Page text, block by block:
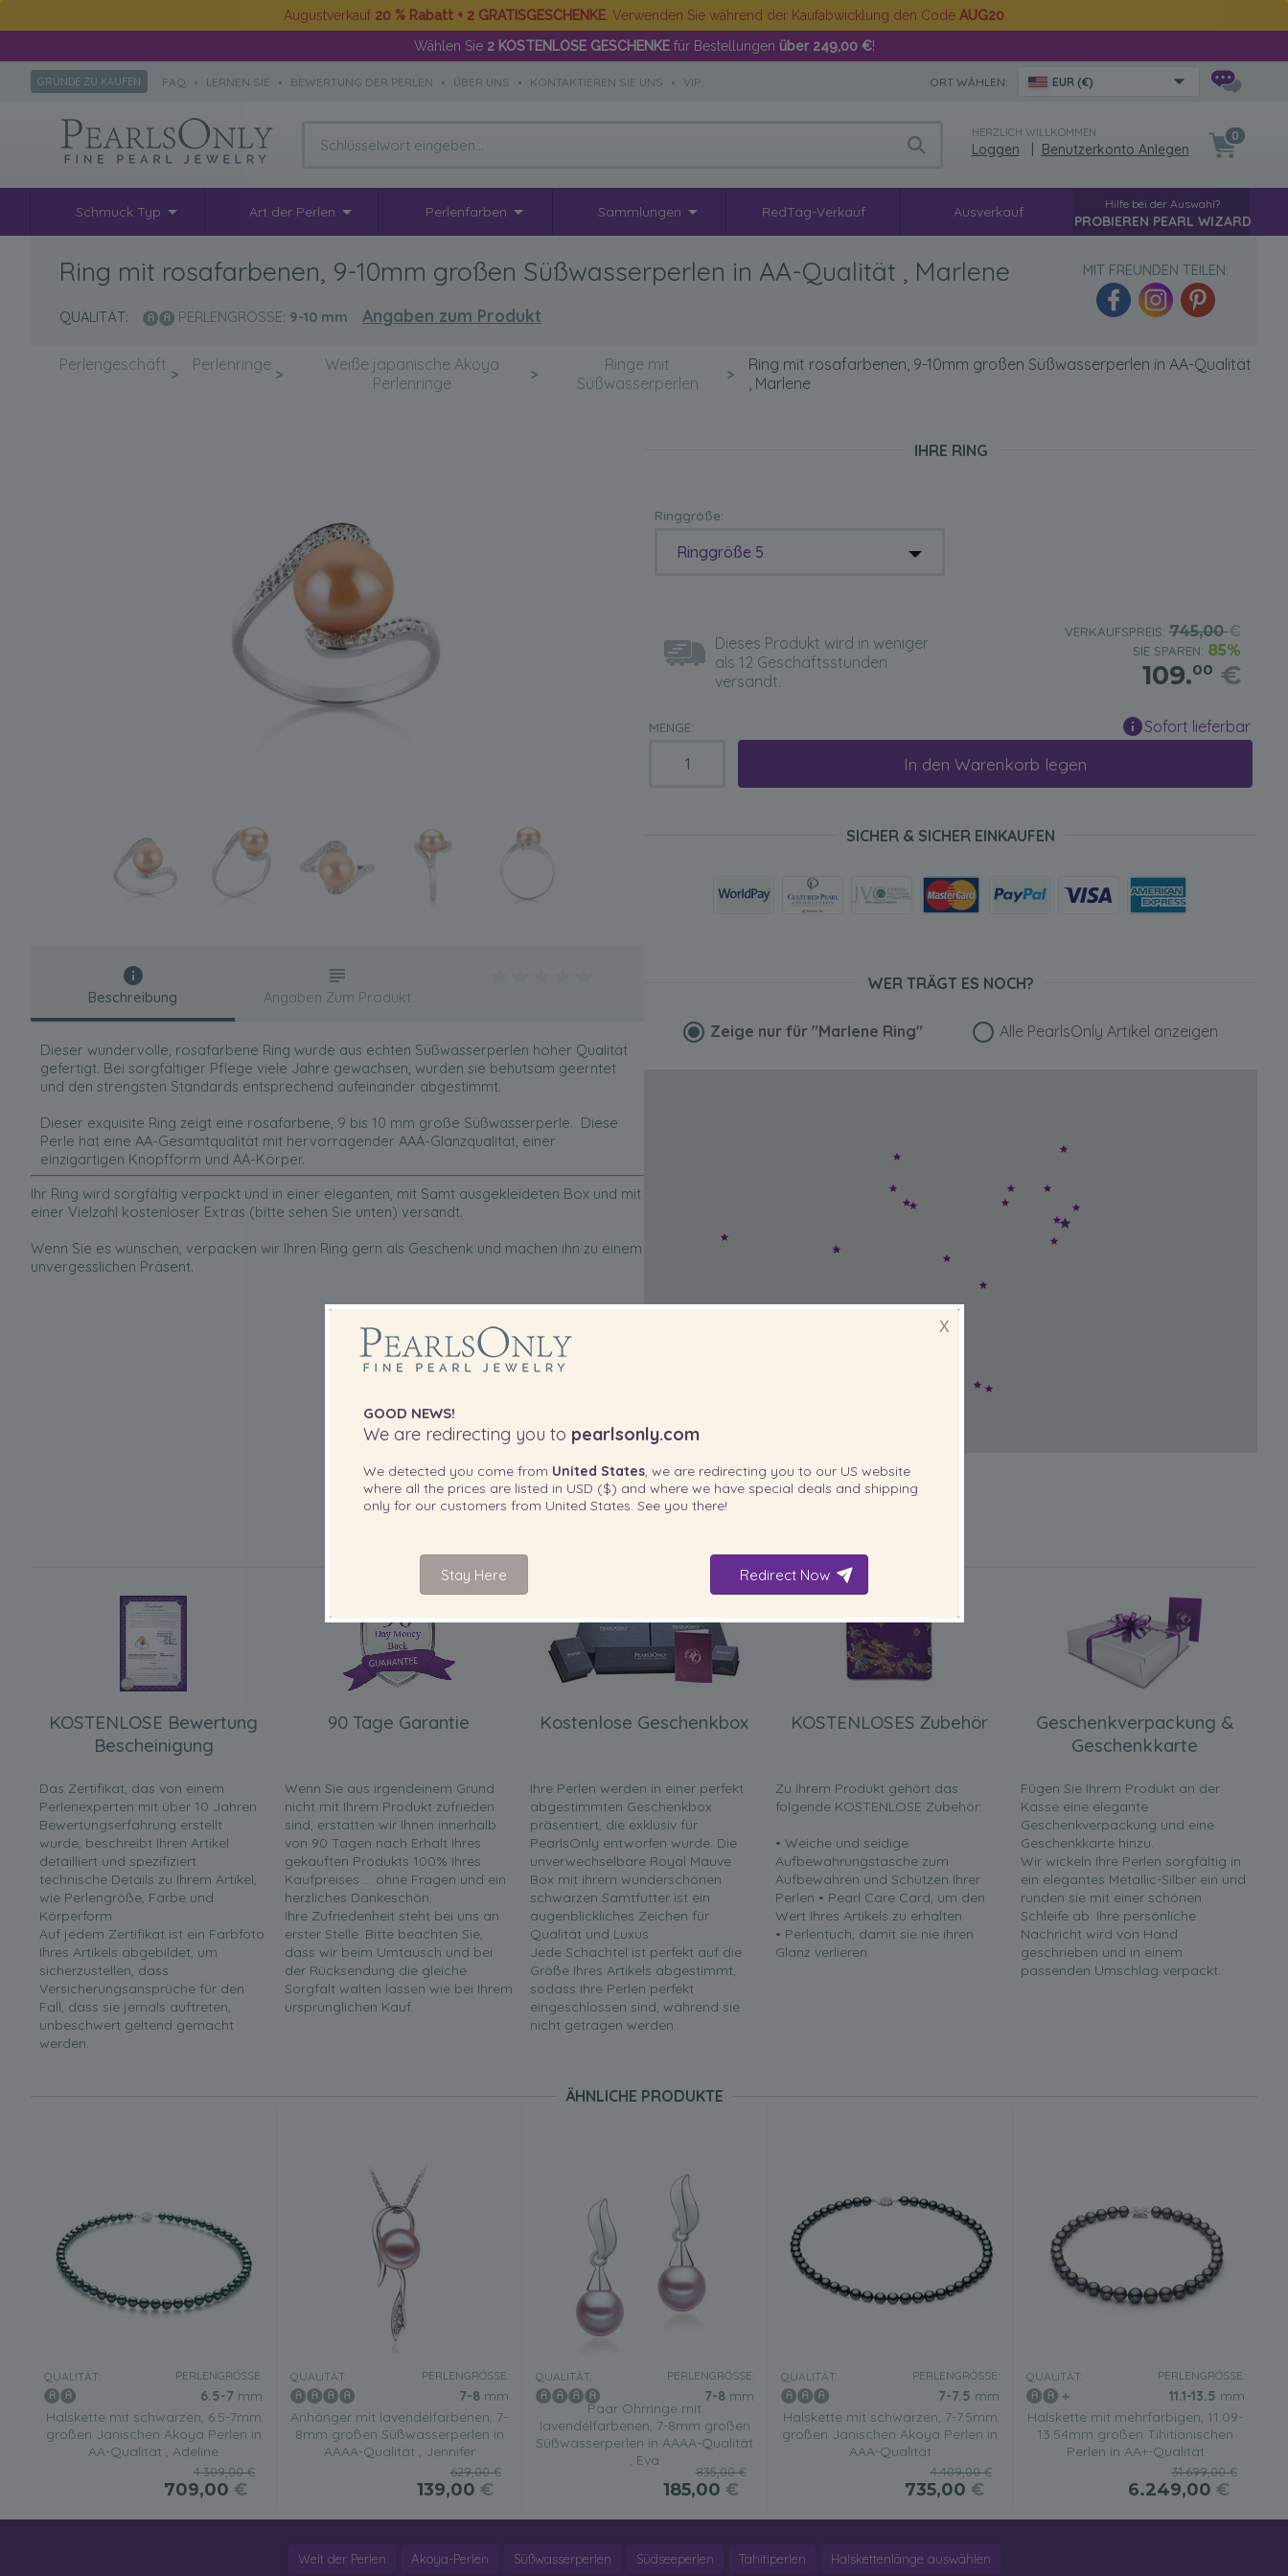
Augustverkauf 20 % Rabatt + 2 GRATISGESCHENKE . Verwenden Sie während der Kaufabwicklung den Code AUG20
Wählen Sie 2 KOSTENLOSE GESCHENKEfür Bestellungen über 249,00 €!
GRÜNDE ZU KAUFEN FAQ • LERNEN SIE • BEWERTUNG DER PERLEN • ÜBER UNS • KONTAKTIEREN SIE UNS • VIP ORT WÄHLEN: EUR (€)
HERZLICH WILLKOMMEN
Loggen Benutzerkonto Anlegen
0
Schmuck Typ Art der Perlen Perlenfarben Sammlungen RedTag-Verkauf Ausverkauf Hilfe bei der Auswahl?
PROBIEREN PEARL WIZARD
Ring mit rosafarbenen, 9-10mm großen Süßwasserperlen in AA-Qualität , Marlene
QUALITÄT: PERLENGRÖSSE: 9-10 mm Angaben zum Produkt
MIT FREUNDEN TEILEN:
Perlengeschäft > Perlenringe >
Weiße japanische Akoya
Perlenringe
>
Ringe mit
Süßwasserperlen
>
Ring mit rosafarbenen, 9-10mm großen Süßwasserperlen in AA-Qualität
, Marlene
IHRE RING
Ringgröße:
Ringgröße 5
Dieses Produkt wird in weniger
als 12 Geschäftsstunden
versandt.
VERKAUFSPREIS:745,00€
SIE SPAREN: 85%
109.00 €
MENGE: Sofort lieferbar
In den Warenkorb legen
SICHER & SICHER EINKAUFEN
Beschreibung
Dieser wundervolle, rosafarbene Ring wurde aus echten Süßwasserperlen hoher Qualität
gefertigt. Bei sorgfältiger Pflege viele Jahre gewachsen, wurden sie behutsam geerntet
und den strengsten Standards entsprechend aufeinander abgestimmt.
Dieser exquisite Ring zeigt eine rosafarbene, 9 bis 10 mm große Süßwasserperle. Diese
Perle hat eine AA-Gesamtqualität mit hervorragender AAA-Glanzqualität, einer
einzigartigen Knopfform und AA-Körper.
Ihr Ring wird sorgfältig verpackt und in einer eleganten, mit Samt ausgekleideten Box und mit
einer Vielzahl kostenloser Extras (bitte sehen Sie unten) versandt.
Wenn Sie es wünschen, verpacken wir Ihren Ring gern als Geschenk und machen ihn zu einem
unvergesslichen Präsent.
Angaben Zum Produkt
WER TRÄGT ES NOCH?
Zeige nur für"Marlene Ring" Alle PearlsOnly Artikel anzeigen
IN IHREM PRODUKT ENTHALTEN
KOSTENLOSE Bewertung
Bescheinigung
Das Zertifikat, das von einem
Perlenexperten mit über 10 Jahren
Bewertungserfahrung erstellt
wurde, beschreibt Ihren Artikel
detailliert und spezifiziert
technische Details zu Ihrem Artikel,
wie Perlengröße, Farbe und
Körperform.
Auf jedem Zertifikat ist ein Farbfoto
Ihres Artikels abgebildet, um
sicherzustellen, dass
Versicherungsansprüche für den
Fall, dass sie jemals auftreten,
unbeschwert geltend gemacht
werden.
90 Tage Garantie
Wenn Sie aus irgendeinem Grund
nicht mit Ihrem Produkt zufrieden
sind, erstatten wir Ihnen innerhalb
von 90 Tagen nach Erhalt Ihres
gekauften Produkts 100% Ihres
Kaufpreises ... ohne Fragen und ein
herzliches Dankeschön.
Ihre Zufriedenheit steht bei uns an
erster Stelle. Bitte beachten Sie,
dass wir beim Umtausch und bei
der Rücksendung die gleiche
Sorgfalt walten lassen wie bei Ihrem
ursprünglichen Kauf.
Kostenlose Geschenkbox
Ihre Perlen werden in einer perfekt
abgestimmten Geschenkbox
präsentiert, die exklusiv für
PearlsOnly entworfen wurde. Die
unverwechselbare Royal Mauve
Box mit ihrem wunderschönen
schwarzen Samtfutter ist ein
augenblickliches Zeichen für
Qualität und Luxus.
Jede Schachtel ist perfekt auf die
Größe Ihres Artikels abgestimmt,
sodass Ihre Perlen perfekt
eingeschlossen sind, während sie
nicht getragen werden.
KOSTENLOSES Zubehör
Zu Ihrem Produkt gehört das
folgende KOSTENLOSE Zubehör:
• Weiche und seidige
Aufbewahrungstasche zum
Aufbewahren und Schützen Ihrer
Perlen • Pearl Care Card, um den
Wert Ihres Artikels zu erhalten
• Perlentuch, damit sie nie ihren
Glanz verlieren.
Geschenkverpackung &
Geschenkkarte
Fügen Sie Ihrem Produkt an der
Kasse eine elegante
Geschenkverpackung und eine
Geschenkkarte hinzu.
Wir wickeln Ihre Perlen sorgfältig in
ein elegantes Metallic-Silber ein und
runden sie mit einer schönen
Schleife ab. Ihre persönliche
Nachricht wird von Hand
geschrieben und in einem
passenden Umschlag verpackt.
ÄHNLICHE PRODUKTE
QUALITÄT: PERLENGRÖSSE:
6.5-7 mm
Halskette mit schwarzen, 6.5-7mm
großen Janischen Akoya Perlen in
AA-Qualität , Adeline
4.309,00 €
709,00 €
QUALITÄT: PERLENGRÖSSE:
7-8mm
Anhänger mit lavendelfarbenen, 7-
8mm großen Süßwasserperlen in
AAAA-Qualität , Jennifer
629,00 €
139,00 €
QUALITÄT: PERLENGRÖSSE:
7-8mm
Paar Ohrringe mit
lavendelfarbenen, 7-8mm großen
Süßwasserperlen in AAAA-Qualität
, Eva
835,00 €
185,00 €
QUALITÄT: PERLENGRÖSSE:
7-7.5 mm
Halskette mit schwarzen, 7-7.5mm
großen Janischen Akoya Perlen in
AAA-Qualität
4.409,00 €
735,00 €
QUALITÄT: PERLENGRÖSSE:
11.1-13.5 mm
Halskette mit mehrfarbigen, 11.09-
13.54mm großen Tihitianischen
Perlen in AA+-Qualität
31.699,00 €
6.249,00 €
Welt der Perlen Akoya-Perlen Süßwasserperlen Südseeperlen Tahitiperlen Halskettenlänge auswählen
X
GOOD NEWS!
We are redirecting you to pearlsonly.com
We detected you come from United States, we are redirecting you to our US website
where all the prices are listed in USD ($) and where we have special deals and shipping
only for our customers from United States . See you there!
Stay Here Redirect Now